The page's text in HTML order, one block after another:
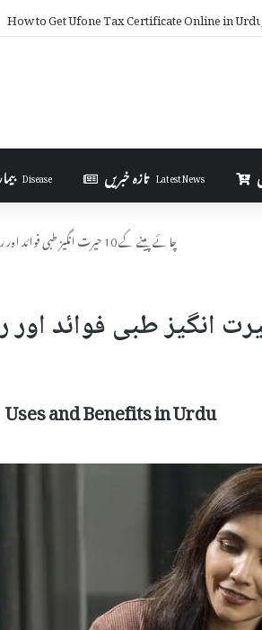
How to Get Ufone Tax Certificate Online in Urdu
بیماری Disease تازہ خبریں Latest News
چائے پینے کے 10 حیرت انگیز طبی فوائد اور روزانہ کتنی چائے پینی چاہیے
پینے کے 10 حیرت انگیز طبی
Uses and Benefits in Urdu